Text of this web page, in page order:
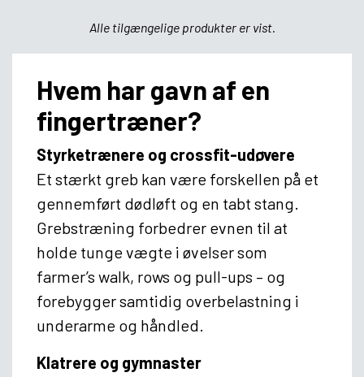
Alle tilgængelige produkter er vist.
Hvem har gavn af en
fingertræner?
Styrketrænere og crossfit-udøvere
Et stærkt greb kan være forskellen på et
gennemført dødløft og en tabt stang.
Grebstræning forbedrer evnen til at
holde tunge vægte i øvelser som
farmer’s walk, rows og pull-ups – og
forebygger samtidig overbelastning i
underarme og håndled.
Klatrere og gymnaster